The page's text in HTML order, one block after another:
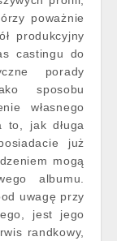
poważnie
produkcyjny
castingu do
porady
sposobu
własnego
to, jak długa
już
mogą
albumu.
uwagę przy
jest jego
randkowy,